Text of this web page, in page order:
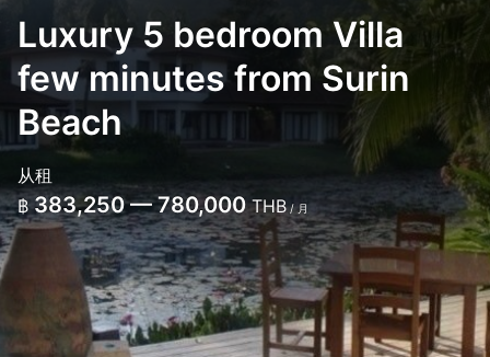
Luxury 5 bedroom Villa
few minutes from Surin
Beach
从租
฿ 383,250 — 780,000THB/ 月